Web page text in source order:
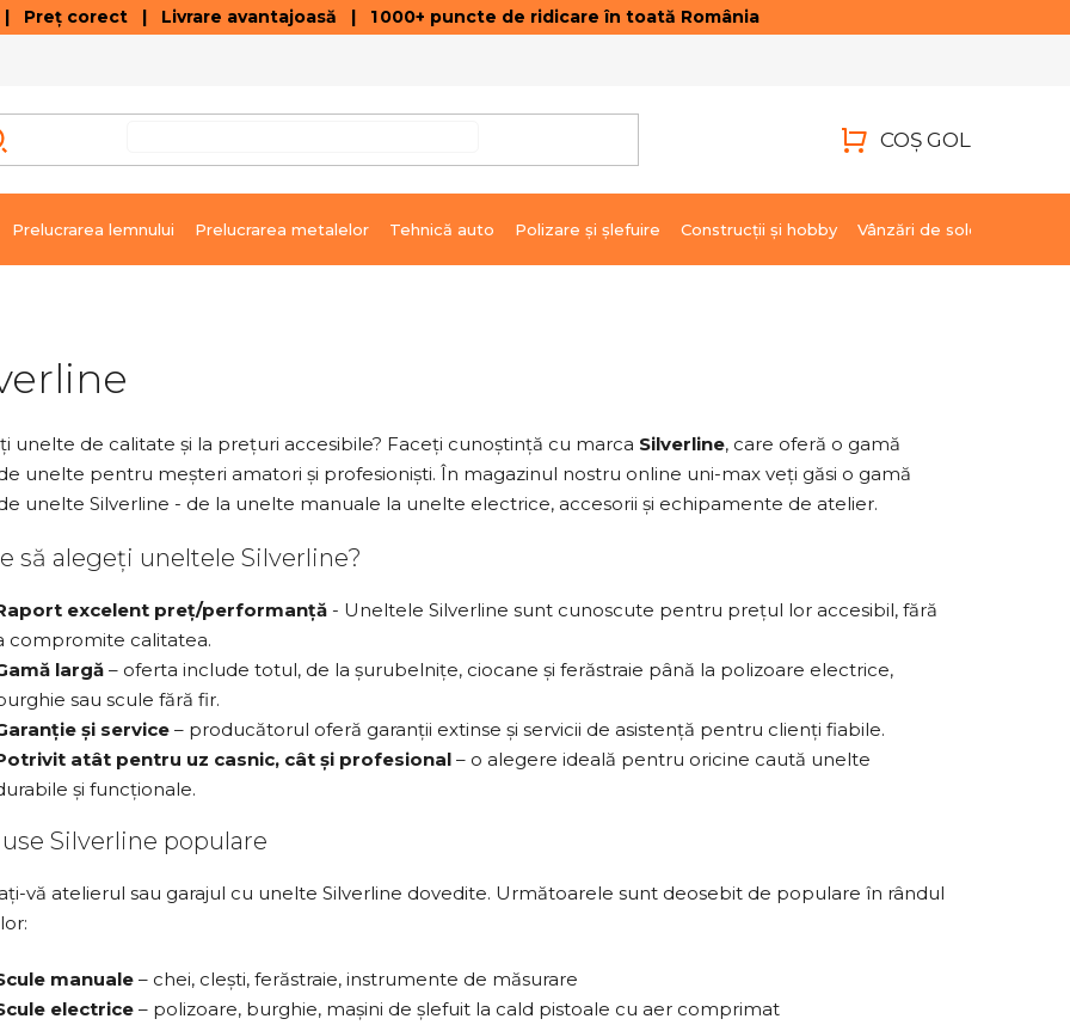
corect | Livrare avantajoasă | 1 000+ puncte de ridicare în toată România
DE
COŞ GOL
Prelucrarea lemnului Prelucrarea metalelor Tehnică auto Polizare şi şlefuire Construcții și hobby Vânzări de soldare
unelte de calitate și la prețuri accesibile? Faceți cunoștință cu marca Silverline, care oferă o gamă
unelte pentru meșteri amatori și profesioniști. În magazinul nostru online uni-max veți găsi o gamă
unelte Silverline - de la unelte manuale la unelte electrice, accesorii și echipamente de atelier.
să alegeți uneltele Silverline?
excelent preț/performanță - Uneltele Silverline sunt cunoscute pentru prețul lor accesibil, fără
compromite calitatea.
largă – oferta include totul, de la șurubelnițe, ciocane și ferăstraie până la polizoare electrice,
sau scule fără fir.
și service – producătorul oferă garanții extinse și servicii de asistență pentru clienți fiabile.
atât pentru uz casnic, cât și profesional – o alegere ideală pentru oricine caută unelte
și funcționale.
Silverline populare
vă atelierul sau garajul cu unelte Silverline dovedite. Următoarele sunt deosebit de populare în rândul
manuale – chei, clești, ferăstraie, instrumente de măsurare
electrice – polizoare, burghie, mașini de șlefuit la cald pistoale cu aer comprimat